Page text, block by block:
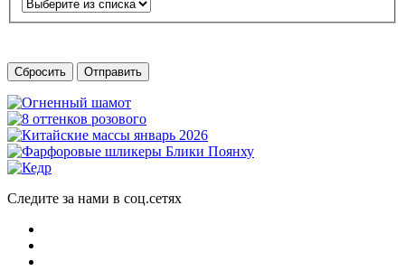
Сбросить Отправить
Следите за нами в соц.сетях